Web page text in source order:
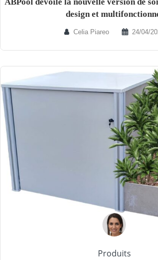
design et
Celia Piareo 24/04/
Produits